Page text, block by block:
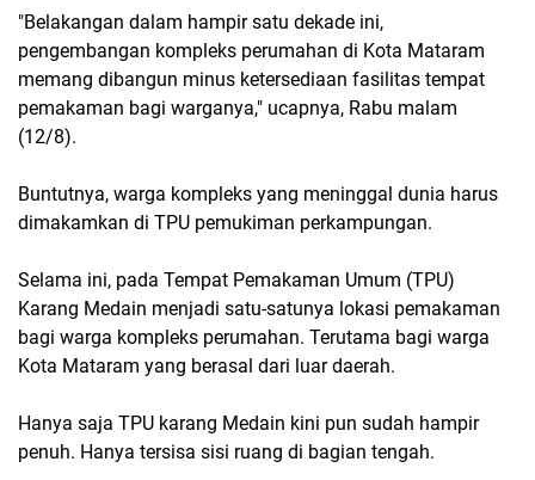
"Belakangan dalam hampir satu dekade ini,
pengembangan kompleks perumahan di Kota Mataram
memang dibangun minus ketersediaan fasilitas tempat
pemakaman bagi warganya," ucapnya, Rabu malam
(12/8).
Buntutnya, warga kompleks yang meninggal dunia harus
dimakamkan di TPU pemukiman perkampungan.
Selama ini, pada Tempat Pemakaman Umum (TPU)
Karang Medain menjadi satu-satunya lokasi pemakaman
bagi warga kompleks perumahan. Terutama bagi warga
Kota Mataram yang berasal dari luar daerah.
Hanya saja TPU karang Medain kini pun sudah hampir
penuh. Hanya tersisa sisi ruang di bagian tengah.